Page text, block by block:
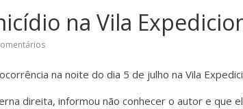
na Vila
na noite do dia 5 de julho na Vila
direita, informou não conhecer o autor e que